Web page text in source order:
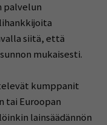
palvelun
siitä, että
mukaisesti.
kumppanit
tai Euroopan
lainsäädännön